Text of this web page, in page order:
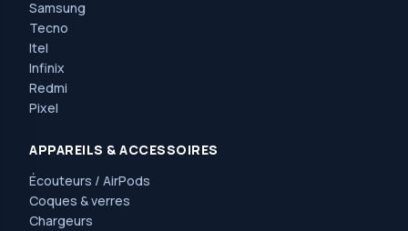
Samsung
Tecno
Itel
Infinix
Redmi
Pixel
APPAREILS & ACCESSOIRES
Écouteurs / AirPods
Coques & verres
Chargeurs